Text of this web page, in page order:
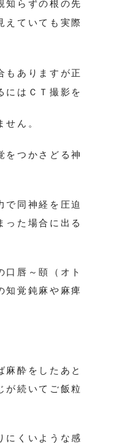
知らずの根の先
えていても実際
もありますが正
にはＣＴ撮影を
せん。
をつかさどる神
で同神経を圧迫
った場合に出る
口唇～頤（オト
知覚鈍麻や麻痺
麻酔をしたあと
が続いてご飯粒
にくいような感